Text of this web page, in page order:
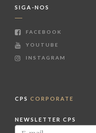
SIGA-NOS
FACEBOOK
YOUTUBE
INSTAGRAM
CPS CORPORATE
NEWSLETTER CPS